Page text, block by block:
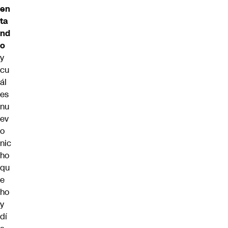
en
ta
nd
o
y
cu
ál
es
nu
ev
o
nic
ho
qu
e
ho
y
dí